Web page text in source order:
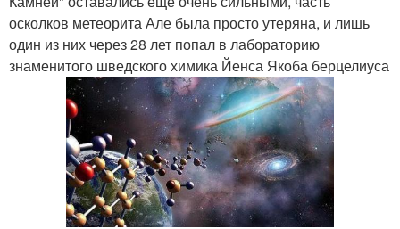
осколков метеорита Але была просто утеряна, и лишь
один из них через 28 лет попал в лабораторию
знаменитого шведского химика Йенса Якоба берцелиуса